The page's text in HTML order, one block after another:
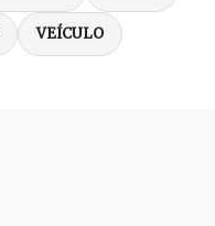
VEÍCULO